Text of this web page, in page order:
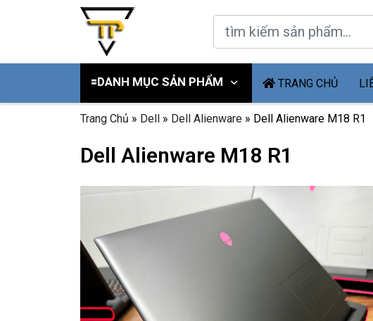
🟰DANH MỤC SẢN PHẨM TRANG CHỦ
Trang Chủ » Dell » Dell Alienware » Dell Alienware M18 R1
Dell Alienware M18 R1